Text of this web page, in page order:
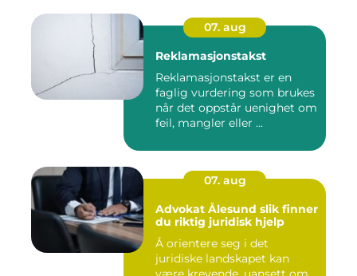
07. aug
Reklamasjonstakst
Reklamasjonstakst er en
faglig vurdering som brukes
når det oppstår uenighet om
feil, mangler eller ...
07. aug
Advokat Ålesund slik finner
du riktig juridisk hjelp
Å orientere seg i det
juridiske landskapet kan